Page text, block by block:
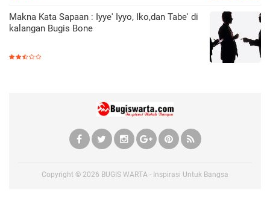
Makna Kata Sapaan : Iyye' Iyyo, Iko,dan Tabe' di
kalangan Bugis Bone
Copyright © 2026 BUGIS WARTA - Inspirasi Untuk Bangsa